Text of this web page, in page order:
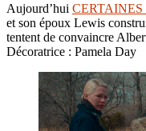
Aujourd’hui CERTAINES
et son époux Lewis
tentent de convaincre
Décoratrice : Pamela Day